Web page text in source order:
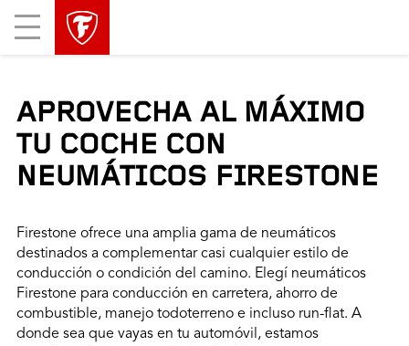
Mobile
Menu
APROVECHA AL MÁXIMO
TU COCHE CON
NEUMÁTICOS FIRESTONE
Firestone ofrece una amplia gama de neumáticos
destinados a complementar casi cualquier estilo de
conducción o condición del camino. Elegí neumáticos
Firestone para conducción en carretera, ahorro de
combustible, manejo todoterreno e incluso run-flat. A
donde sea que vayas en tu automóvil, estamos